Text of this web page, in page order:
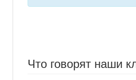
Что говорят наши